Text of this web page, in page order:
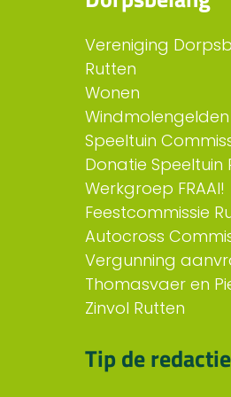
Vereniging
Rutten
Wonen
Windmolengelden
Speeltuin
Donatie Speeltuin
Werkgroep FRAAI!
Feestcommissie
Autocross
Vergunning
Thomasvaer en
Zinvol Rutten
Tip de